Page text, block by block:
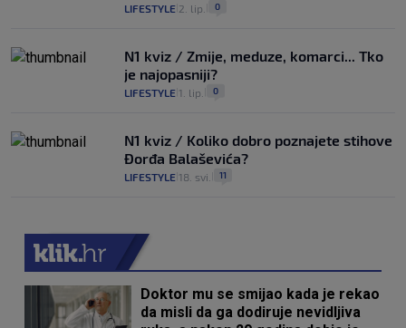
LIFESTYLE 2. lip. 0
N1 kviz / Zmije, meduze, komarci... Tko
je najopasniji?
LIFESTYLE 1. lip. 0
N1 kviz / Koliko dobro poznajete stihove
Đorđa Balaševića?
LIFESTYLE 18. svi. 11
Doktor mu se smijao kada je rekao
da misli da ga dodiruje nevidljiva